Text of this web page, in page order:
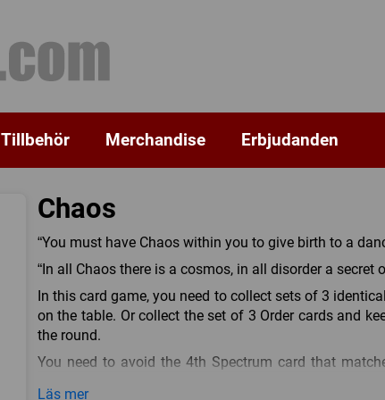
Tillbehör Merchandise Erbjudanden
Chaos
“You must have Chaos within you to give birth to a
“In all Chaos there is a cosmos, in all disorder a secret
In this card game, you need to collect sets of 3
on the table. Or collect the set of 3 Order cards and
the round.
You need to avoid the 4th Spectrum card that
Läs mer